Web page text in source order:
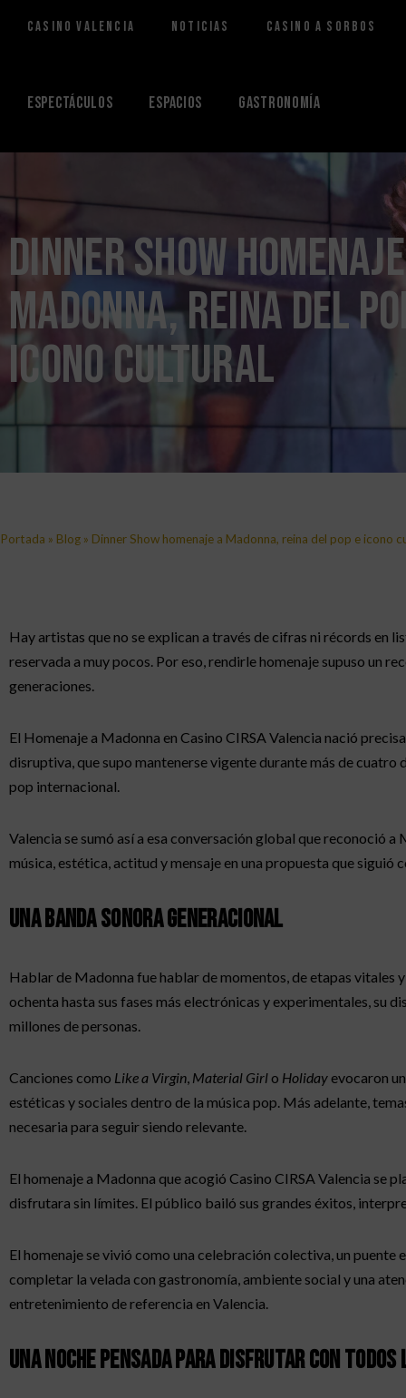
contenido
Casino Valencia Noticias Casino a Sorbos
Espectáculos Espacios Gastronomía
Dinner Show
Madonna, reina del
icono cultural
Portada » Blog » Dinner Show homenaje a Madonna, reina del pop e icono
Hay artistas que no se explican a través de cifras ni récords en
reservada a muy pocos. Por eso, rendirle homenaje supuso un
generaciones.
El Homenaje a Madonna en Casino CIRSA Valencia nació
disruptiva, que supo mantenerse vigente durante más de
pop internacional.
Valencia se sumó así a esa conversación global que reconoció
música, estética, actitud y mensaje en una propuesta que
Una banda sonora generacional
Hablar de Madonna fue hablar de momentos, de etapas vitales
ochenta hasta sus fases más electrónicas y experimentales, su
millones de personas.
Canciones como Like a Virgin, Material Girl o Holiday evocaron
estéticas y sociales dentro de la música pop. Más adelante,
necesaria para seguir siendo relevante.
El homenaje a Madonna que acogió Casino CIRSA Valencia se
disfrutara sin límites. El público bailó sus grandes éxitos,
El homenaje se vivió como una celebración colectiva, un
completar la velada con gastronomía, ambiente social y una
entretenimiento de referencia en Valencia.
Una noche pensada para disfrutar con